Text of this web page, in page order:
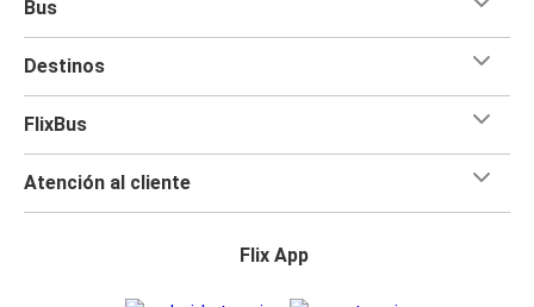
Bus
Destinos
FlixBus
Atención al cliente
Flix App